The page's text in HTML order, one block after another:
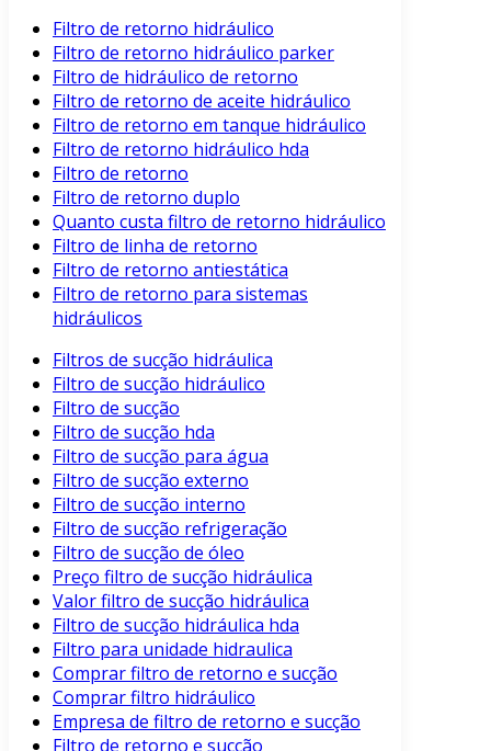
Filtro de retorno hidráulico
Filtro de retorno hidráulico parker
Filtro de hidráulico de retorno
Filtro de retorno de aceite hidráulico
Filtro de retorno em tanque hidráulico
Filtro de retorno hidráulico hda
Filtro de retorno
Filtro de retorno duplo
Quanto custa filtro de retorno hidráulico
Filtro de linha de retorno
Filtro de retorno antiestática
Filtro de retorno para sistemas
hidráulicos
Filtros de sucção hidráulica
Filtro de sucção hidráulico
Filtro de sucção
Filtro de sucção hda
Filtro de sucção para água
Filtro de sucção externo
Filtro de sucção interno
Filtro de sucção refrigeração
Filtro de sucção de óleo
Preço filtro de sucção hidráulica
Valor filtro de sucção hidráulica
Filtro de sucção hidráulica hda
Filtro para unidade hidraulica
Comprar filtro de retorno e sucção
Comprar filtro hidráulico
Empresa de filtro de retorno e sucção
Filtro de retorno e sucção